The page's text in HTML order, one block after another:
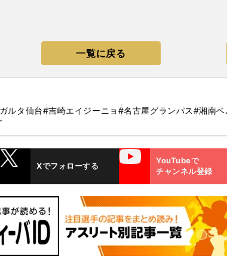
一覧に戻る
ルタ仙台#吉崎エイジーニョ #名古屋グランパス#湘南
Xでフォローする
YouTube
YouTubeで
チャンネル登録